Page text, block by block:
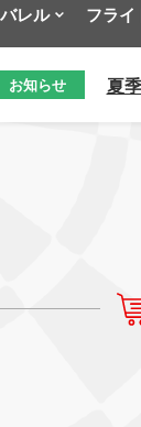
バレル フライ
お知らせ 夏